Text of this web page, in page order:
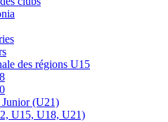
des régions U15
(U21)
U15, U18, U21)